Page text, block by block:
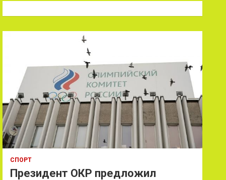
к
СПОРТ
Президент ОКР предложил